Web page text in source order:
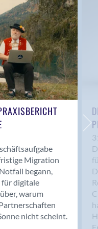
Migration
begann,
für digitale
warum
nicht scheint.